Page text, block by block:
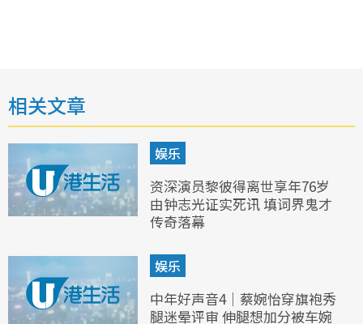
相关文章
娱乐
资深演员黎彼得离世享年76岁
由钟志光证实死讯 填词界鬼才
传奇落幕
娱乐
中年好声音4｜蔡婉怡穿旗袍秀
腿迷晕评审 伸腿想加分被车婉